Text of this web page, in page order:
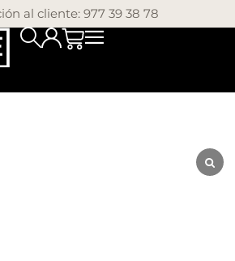
al cliente: 977 39 38 78